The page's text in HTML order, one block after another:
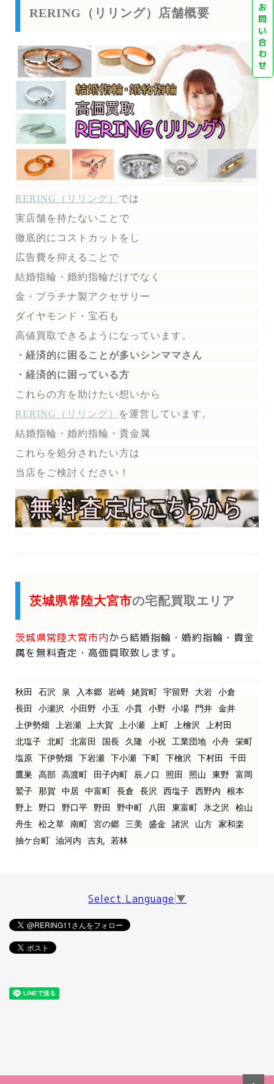
RERING（リリング）店舗概要
RERING（リリング） では
実店舗を持たないことで
徹底的にコストカットをし
広告費を抑えることで
結婚指輪・婚約指輪だけでなく
金・プラチナ製アクセサリー
ダイヤモンド・宝石も
高値買取できるようになっています。
・経済的に困ることが多いシンママさん
・経済的に困っている方
これらの方を助けたい想いから
RERING（リリング）
を運営しています。
結婚指輪・婚約指輪・貴金属
これらを処分されたい方は
当店をご検討ください！
茨城県常陸大宮市の宅配買取エリア
茨城県常陸大宮市内から結婚指輪・婚約指輪・貴金
属を無料査定・高価買取致します。
秋田 石沢 泉 入本郷 岩崎 姥賀町 宇留野 大岩
小倉
長田
小瀬沢 小田野 小玉 小貫 小野 小場 門井
金井
上伊勢畑
上岩瀬 上大賀 上小瀬 上町 上檜沢
上村田
北塩子
北町 北富田 国長 久隆 小祝 工業団地 小舟
栄町
塩原
下伊勢畑 下岩瀬 下小瀬 下町 下檜沢 下村田
千田
鷹巣
高部 高渡町 田子内町 辰ノ口 照田 照山 東野
富岡
鷲子
那賀 中居 中富町 長倉 長沢 西塩子 西野内
根本
野上
野口 野口平 野田 野中町 八田 東富町 氷之沢
桧山
舟生
松之草 南町 宮の郷 三美 盛金 諸沢 山方
家和楽
抽ケ台町
油河内 吉丸 若林
お
問
い
合
わ
せ
Select Language ▼